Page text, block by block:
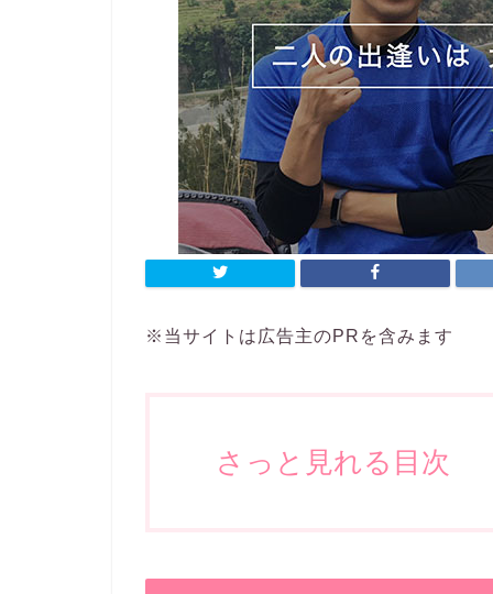
※当サイトは広告主のPRを含みます
さっと見れる目次